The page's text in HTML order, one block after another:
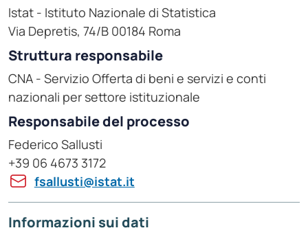
Istat - Istituto Nazionale di Statistica
Via Depretis, 74/B 00184 Roma
Struttura responsabile
CNA - Servizio Offerta di beni e servizi e conti
nazionali per settore istituzionale
Responsabile del processo
Federico Sallusti
+39 06 4673 3172
fsallusti@istat.it
Informazioni sui dati